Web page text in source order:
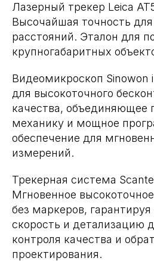
Лазерный трекер Leica
Высочайшая точность
расстояний. Эталон для
крупногабаритных
Видеомикроскоп Sinowon
для высокоточного
качества, объединяющее
механику и мощное
обеспечение для
измерений.
Трекерная система
Мгновенное
без маркеров,
скорость и детализацию
контроля качества и
проектирования.